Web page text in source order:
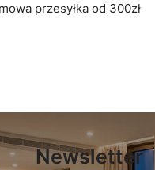
przesyłka od 300zł
Newsletter